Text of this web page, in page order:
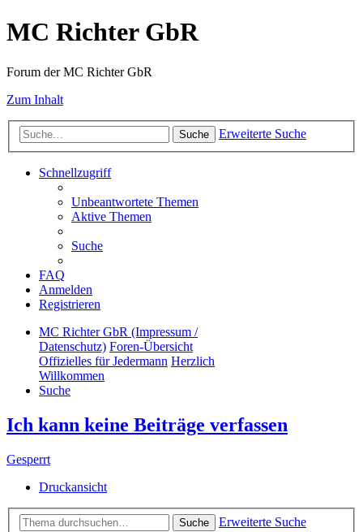
MC Richter GbR
Forum der MC Richter GbR
Zum Inhalt
Suche Erweiterte Suche
Schnellzugriff
Unbeantwortete Themen
Aktive Themen
Suche
FAQ
Anmelden
Registrieren
MC Richter GbR (Impressum /
Datenschutz) Foren-Übersicht
Offizielles für Jedermann Herzlich
Willkommen
Suche
Ich kann keine Beiträge verfassen
Gesperrt
Druckansicht
Suche
Erweiterte Suche